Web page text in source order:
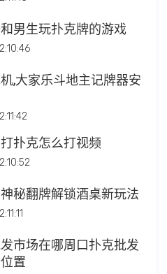
男生玩扑克牌的游戏
,大家乐斗地主记牌器安
扑克怎么打视频
秘翻牌解锁酒桌新玩法
市场在哪周口扑克批发
置